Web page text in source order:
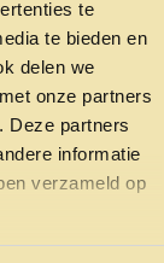
te
te bieden en
delen we
onze partners
Deze partners
informatie
verzameld op
hond
OP
van